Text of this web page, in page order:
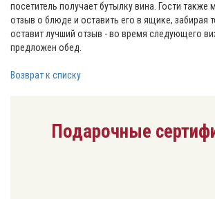
посетитель получает бутылку вина. Гости также
отзыв о блюде и оставить его в ящике, забирая
оставит лучший отзыв - во время следующего
предложен обед.
Возврат к списку
Подарочные